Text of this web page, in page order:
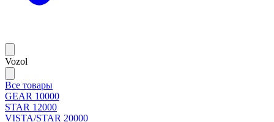
Vozol
Все товары
GEAR 10000
STAR 12000
VISTA/STAR 20000